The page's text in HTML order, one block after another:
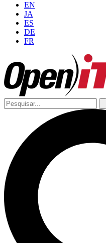
EN
JA
ES
DE
FR